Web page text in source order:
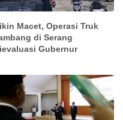
Macet, Operasi Truk
di Serang
Gubernur